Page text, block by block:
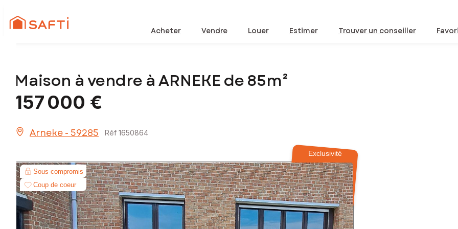
Acheter Vendre Louer Estimer Trouver un conseiller
Maison à vendre à ARNEKE de 85m²
157 000 €
Arneke - 59285 Réf 1650864
Exclusivité
Sous compromis
Coup de coeur